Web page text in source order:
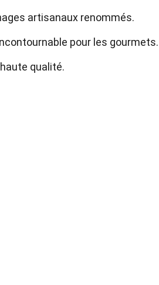
artisanaux renommés.
pour les gourmets.
qualité.